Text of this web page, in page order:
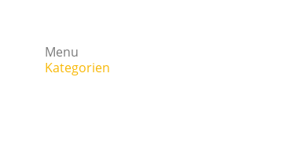
Menu
Kategorien